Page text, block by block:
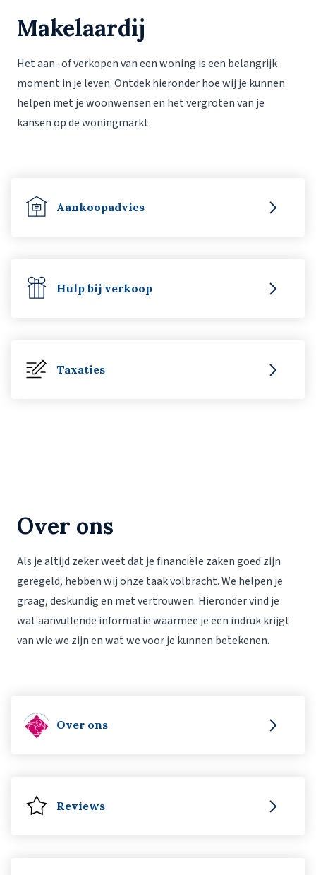
Makelaardij
Het aan- of verkopen van een woning is een belangrijk
moment in je leven. Ontdek hieronder hoe wij je kunnen
helpen met je woonwensen en het vergroten van je
kansen op de woningmarkt.
Aankoopadvies
Hulp bij verkoop
Taxaties
Over ons
Als je altijd zeker weet dat je financiële zaken goed zijn
geregeld, hebben wij onze taak volbracht. We helpen je
graag, deskundig en met vertrouwen. Hieronder vind je
wat aanvullende informatie waarmee je een indruk krijgt
van wie we zijn en wat we voor je kunnen betekenen.
Over ons
Reviews